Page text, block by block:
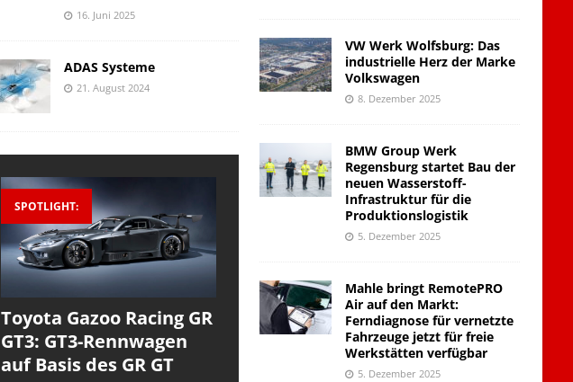
16. Juni 2025
ADAS Systeme
21. August 2024
SPOTLIGHT:
Toyota Gazoo Racing GR
GT3: GT3-Rennwagen
auf Basis des GR GT
VW Werk Wolfsburg: Das
industrielle Herz der Marke
Volkswagen
8. Dezember 2025
BMW Group Werk
Regensburg startet Bau der
neuen Wasserstoff-
Infrastruktur für die
Produktionslogistik
5. Dezember 2025
Mahle bringt RemotePRO
Air auf den Markt:
Ferndiagnose für vernetzte
Fahrzeuge jetzt für freie
Werkstätten verfügbar
5. Dezember 2025